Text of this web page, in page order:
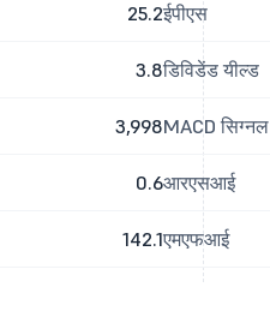
25.2
3.8
3,998
0.6
142.1
ईपीएस
डिविडेंड यील्ड
MACD सिग्नल
आरएसआई
एमएफआई